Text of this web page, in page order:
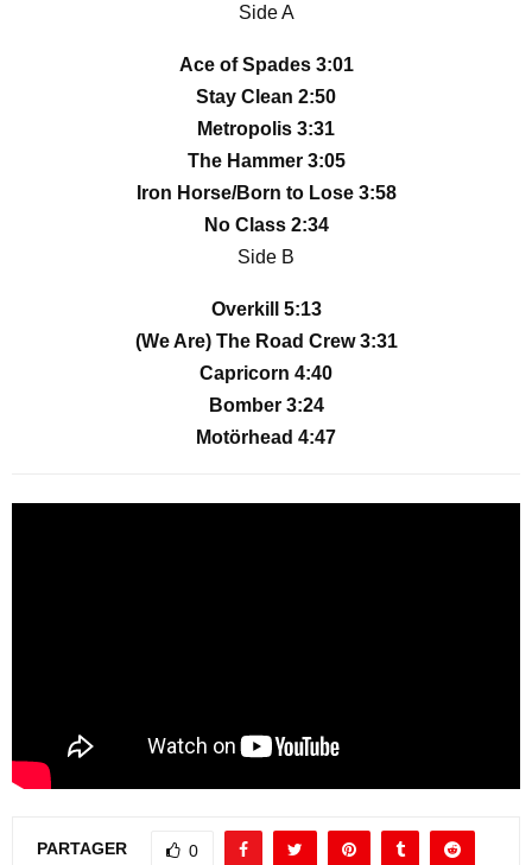
Side A
Ace of Spades 3:01
Stay Clean 2:50
Metropolis 3:31
The Hammer 3:05
Iron Horse/Born to Lose 3:58
No Class 2:34
Side B
Overkill 5:13
(We Are) The Road Crew 3:31
Capricorn 4:40
Bomber 3:24
Motörhead 4:47
PARTAGER 0